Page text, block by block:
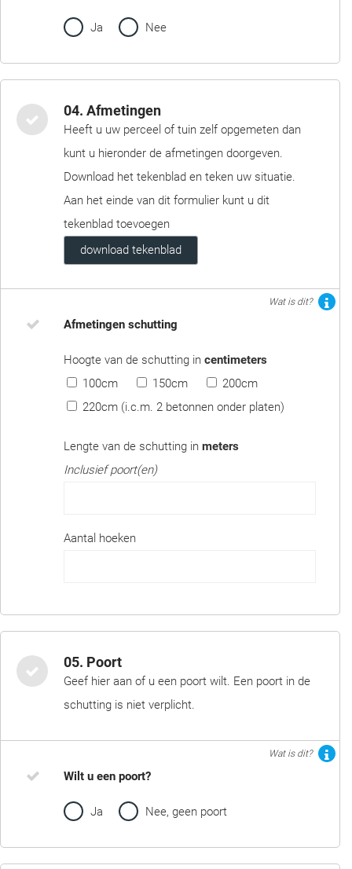
Ja Nee
04. Afmetingen
Heeft u uw perceel of tuin zelf opgemeten dan
kunt u hieronder de afmetingen doorgeven.
Download het tekenblad en teken uw situatie.
Aan het einde van dit formulier kunt u dit
tekenblad toevoegen
download tekenblad
Wat is dit?
Afmetingen schutting
Hoogte van de schutting in centimeters
100cm
150cm
200cm
220cm (i.c.m. 2 betonnen onder platen)
Lengte van de schutting in meters
Inclusief poort(en)
Aantal hoeken
05. Poort
Geef hier aan of u een poort wilt. Een poort in de
schutting is niet verplicht.
Wat is dit?
Wilt u een poort?
Ja Nee, geen poort